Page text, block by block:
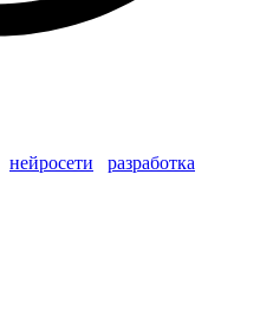
нейросети разработка